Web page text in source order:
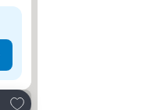
Lägg till i Mina Favoriter